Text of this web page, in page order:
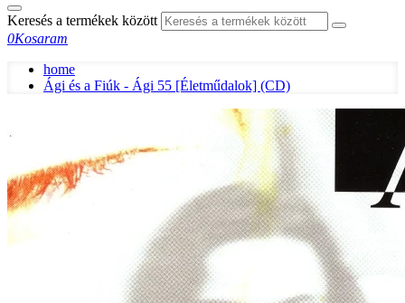
Keresés a termékek között
0Kosaram
home
Ági és a Fiúk - Ági 55 [Életműdalok] (CD)